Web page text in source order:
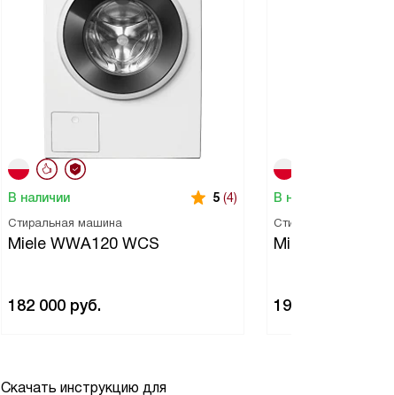
В наличии 5 (4)
Стиральная машина
Miele WWA120 WCS
182 000 руб.
В наличии
Стиральная машина
Miele WEB365
195 000
Скачать инструкцию для